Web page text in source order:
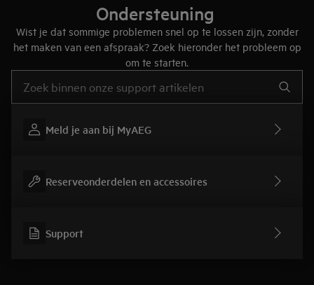
Ondersteuning
Wist je dat sommige problemen snel op te lossen zijn, zonder
het maken van een afspraak? Zoek hieronder het probleem op
om te starten.
Meld je aan bij MyAEG
Reserveonderdelen en accessoires
Support